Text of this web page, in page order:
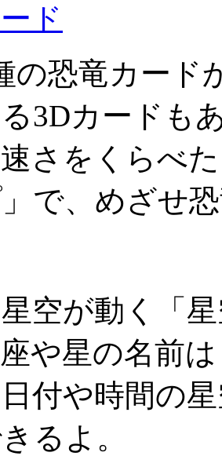
ド
の恐竜カード
3Dカードも
さをくらべ
で、めざせ
空が動く「
や星の名前
付や時間の
るよ。